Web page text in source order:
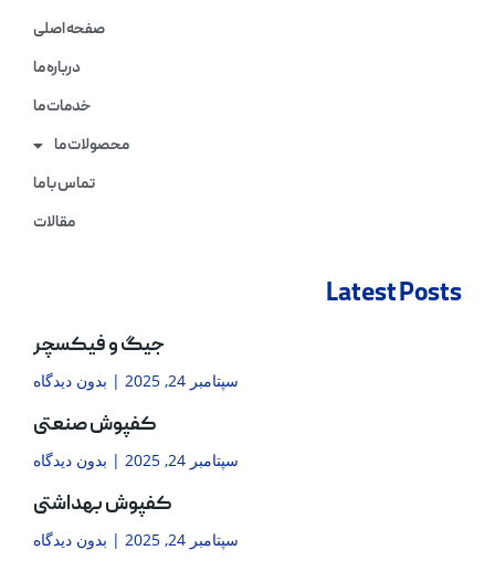
صفحه اصلی
درباره ما
خدمات ما
محصولات ما
تماس با ما
مقالات
Latest Posts
جیگ و فیکسچر
سپتامبر 24, 2025 بدون دیدگاه
کفپوش صنعتی
سپتامبر 24, 2025 بدون دیدگاه
کفپوش بهداشتی
سپتامبر 24, 2025 بدون دیدگاه